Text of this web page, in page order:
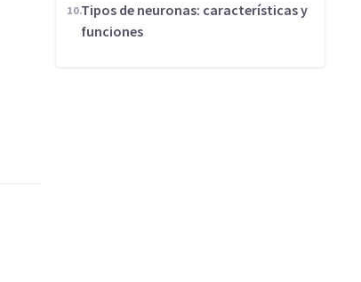
​Tipos de neuronas: características y
funciones